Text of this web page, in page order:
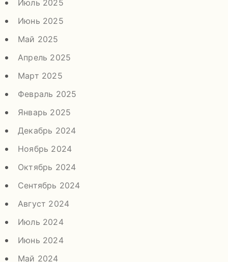
Июль 2025
Июнь 2025
Май 2025
Апрель 2025
Март 2025
Февраль 2025
Январь 2025
Декабрь 2024
Ноябрь 2024
Октябрь 2024
Сентябрь 2024
Август 2024
Июль 2024
Июнь 2024
Май 2024